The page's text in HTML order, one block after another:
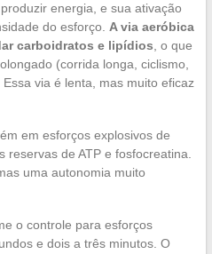
energia, e sua ativação
do esforço. A via aeróbica
carboidratos e lipídios, o que
(corrida longa, ciclismo,
via é lenta, mas muito eficaz
em esforços explosivos de
reservas de ATP e fosfocreatina.
uma autonomia muito
o controle para esforços
e dois a três minutos. O